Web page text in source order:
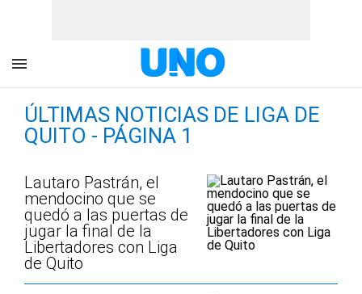
ÚLTIMAS NOTICIAS DE LIGA DE
QUITO - PÁGINA 1
Lautaro Pastrán, el
mendocino que se
quedó a las puertas de
jugar la final de la
Libertadores con Liga
de Quito